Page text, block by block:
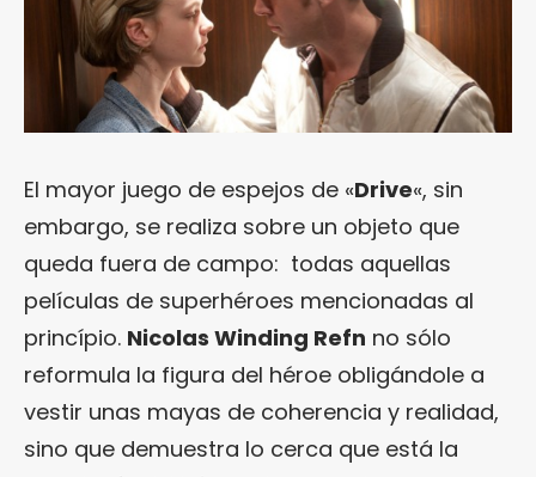
El mayor juego de espejos de «Drive«, sin
embargo, se realiza sobre un objeto que
queda fuera de campo: todas aquellas
películas de superhéroes mencionadas al
princípio. Nicolas Winding Refn no sólo
reformula la figura del héroe obligándole a
vestir unas mayas de coherencia y realidad,
sino que demuestra lo cerca que está la